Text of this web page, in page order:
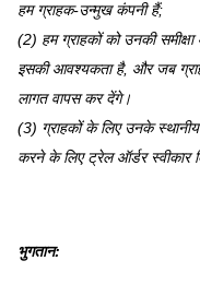
हम ग्राहक-उन्मुख कंपनी हैं;
(2) हम ग्राहकों को उनकी
इसकी आवश्यकता है, और जब
लागत वापस कर देंगे।
(3) ग्राहकों के लिए उनके
करने के लिए ट्रेल ऑर्डर स्वीकार
भुगतान: